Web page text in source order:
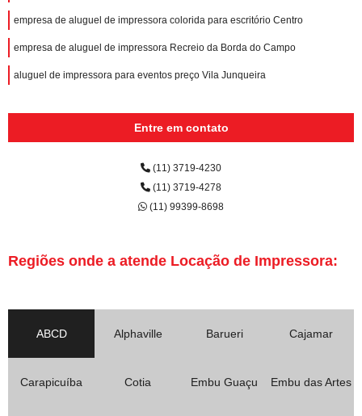
empresa de aluguel de impressora colorida para escritório Centro
empresa de aluguel de impressora Recreio da Borda do Campo
aluguel de impressora para eventos preço Vila Junqueira
Entre em contato
(11) 3719-4230
(11) 3719-4278
(11) 99399-8698
Regiões onde a atende Locação de Impressora:
ABCD Alphaville Barueri Cajamar
Carapicuíba Cotia Embu Guaçu Embu das Artes